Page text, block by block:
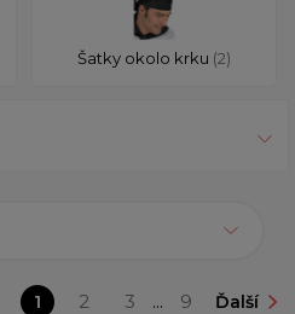
Šatky okolo krku (2)
1 2 3 ... 9 Ďalší